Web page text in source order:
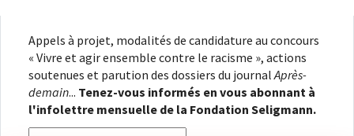
Appels à projet, modalités de candidature au concours
« Vivre et agir ensemble contre le racisme », actions
soutenues et parution des dossiers du journalAprès-
demain... Tenez-vous informés en vous abonnant à
l'infolettre mensuelle de la Fondation Seligmann.